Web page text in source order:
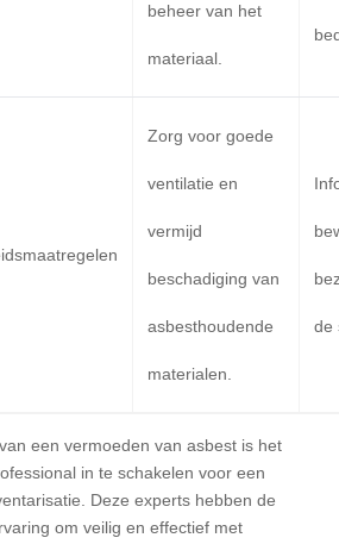
beheer van het
materiaal.
Zorg voor goede
ventilatie en
vermijd
beschadiging van
asbesthoudende
materialen.
de
een vermoeden van asbest is het
in te schakelen voor een
Deze experts hebben de
om veilig en effectief met